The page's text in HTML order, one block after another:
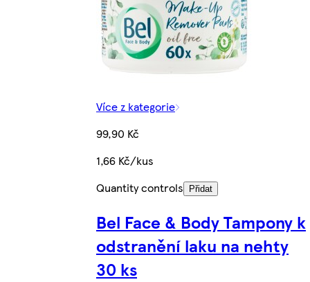
Více z kategorie
99,90 Kč
1,66 Kč/kus
Quantity controls
Přidat
Bel Face & Body Tampony k
odstranění laku na nehty
30 ks